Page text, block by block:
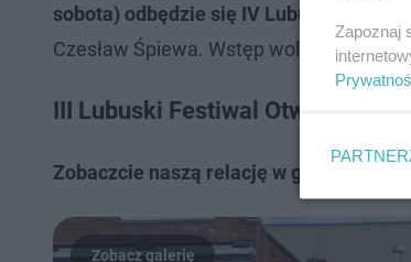
sobota) odbędzie się IV Lubuski
Czesław Śpiewa. Wstęp wolny.
III Lubuski Festiwal Otwartych
Zobaczcie naszą relację w galerii
Zapoznaj